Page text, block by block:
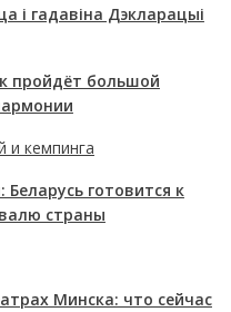
і гадавіна Дэкларацыі
пройдёт большой
и кемпинга
готовится к
страны
Минска: что сейчас